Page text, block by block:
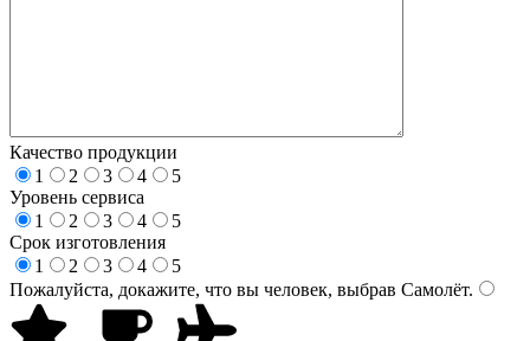
Качество продукции
1
2 3 4
5
Уровень сервиса
1
2 3 4
5
Срок изготовления
1
2 3 4
5
Пожалуйста, докажите, что вы человек, выбрав Самолёт.